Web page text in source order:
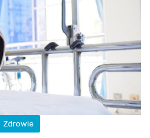
Zdrowie